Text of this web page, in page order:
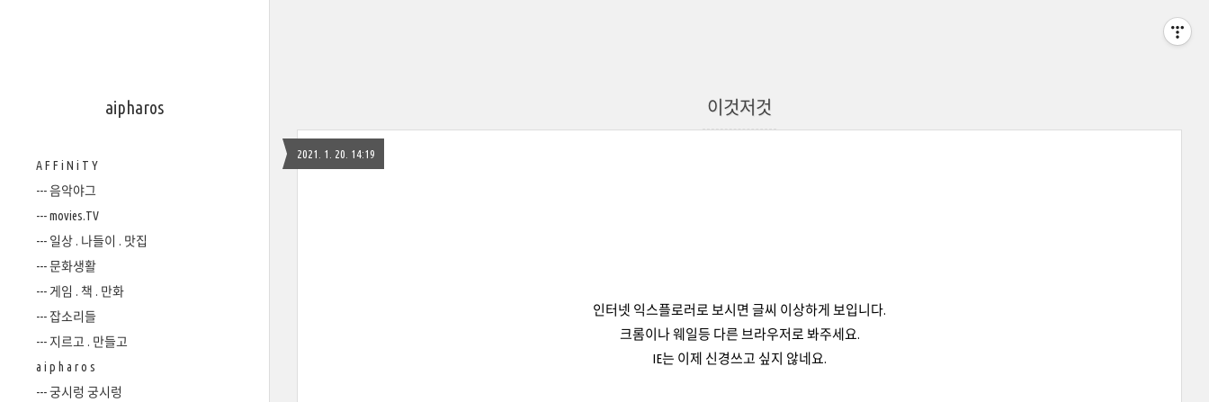
aipharos
A F F i N i T Y
--- 음악야그
--- movies.TV
--- 일상 . 나들이 . 맛집
--- 문화생활
--- 게임 . 책 . 만화
--- 잡소리들
--- 지르고 . 만들고
a i p h a r o s
--- 궁시렁 궁시렁
이것저것
2021. 1. 20. 14:19
인터넷 익스플로러로 보시면 글씨 이상하게 보입니다.
크롬이나 웨일등 다른 브라우저로 봐주세요.
IE는 이제 신경쓰고 싶지 않네요.